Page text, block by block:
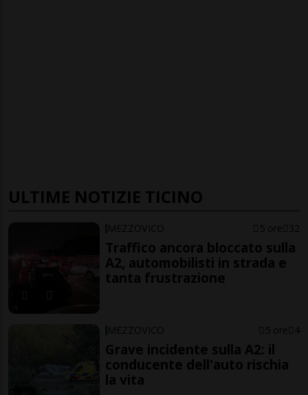
ULTIME NOTIZIE TICINO
MEZZOVICO 5 ore 32
Traffico ancora bloccato sulla
A2, automobilisti in strada e
tanta frustrazione
MEZZOVICO 5 ore 4
Grave incidente sulla A2: il
conducente dell'auto rischia
la vita